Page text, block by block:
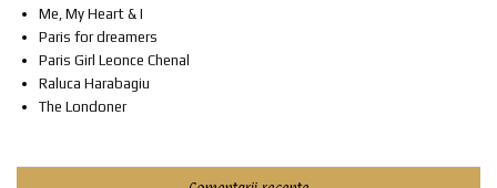
Me, My Heart & I
Paris for dreamers
Paris Girl Leonce Chenal
Raluca Harabagiu
The Londoner